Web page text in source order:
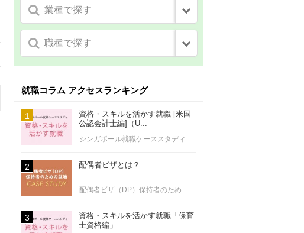
業種で探す
職種で探す
就職コラム アクセスランキング
資格・スキルを活かす就職 [米国
公認会計士編]（U...
シンガポール就職ケーススタディ
配偶者ビザとは？
配偶者ビザ（DP）保持者のため...
資格・スキルを活かす就職「保育
士資格編」